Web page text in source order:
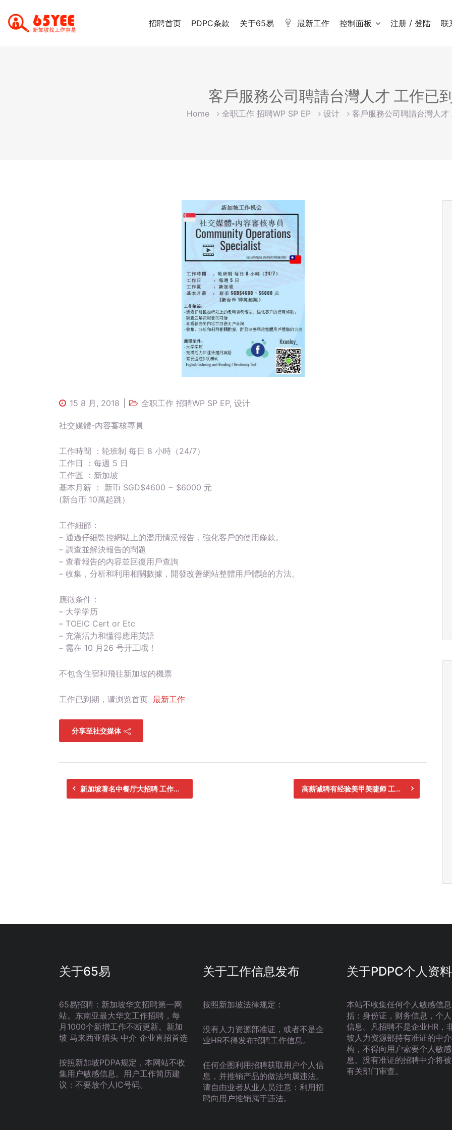
招聘首页 PDPC条款 关于65易 最新工作 控制面板 注册 / 登陆 联
客戶服務公司聘請台灣人才 工作已
Home 全职工作 招聘WP SP EP 设计 客戶服務公司聘請台灣人才
15 8 月, 2018 全职工作 招聘WP SP EP, 设计
社交媒體-內容審核專員
工作時間 ：轮班制 每日 8 小時（24/7）
工作日 ：每週 5 日
工作區 ：新加坡
基本月薪 ： 新币 SGD$4600 ~ $6000 元
(新台币 10萬起跳）
工作細節：
– 通過仔細監控網站上的濫用情況報告，強化客戶的使用條款。
– 調查並解決報告的問題
– 查看報告的內容並回復用戶查詢
– 收集，分析和利用相關數據，開發改善網站整體用戶體驗的方法。
應徵条件：
– 大学学历
– TOEIC Cert or Etc
– 充滿活力和懂得應用英語
– 需在 10 月26 号开工哦！
不包含住宿和飛往新加坡的機票
工作已到期，请浏览首页 最新工作
分享至社交媒体
新加坡著名中餐厅大招聘 工作已到期 高薪诚聘有经验美甲美睫师 工作已到期
关于65易
65易招聘：新加坡华文招聘第一网
站。东南亚最大华文工作招聘，每
月1000个新增工作不断更新。新加
坡 马来西亚猎头 中介 企业直招首选
按照新加坡PDPA规定，本网站不收
集用户敏感信息。用户工作简历建
议：不要放个人IC号码。
关于工作信息发布
按照新加坡法律规定：
没有人力资源部准证，或者不是企
业HR不得发布招聘工作信息。
任何企图利用招聘获取用户个人信
息，并推销产品的做法均属违法。
请自由业者从业人员注意：利用招
聘向用户推销属于违法。
关于PDPC个人资料
本站不收集任何个人敏感信
括：身份证，财务信息，个
信息。凡招聘不是企业HR，
坡人力资源部持有准证的中
构，不得向用户索要个人敏
息。没有准证的招聘中介将
有关部门审查。